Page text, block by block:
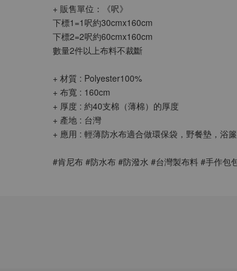
+ 販售單位：《呎》
下標1=1呎約30cmx160cm
下標2=2呎約60cmx160cm
數量2件以上布料不裁斷
+ 材質 : Polyester100%
+ 布寬 : 160cm
+ 厚度 : 約40支棉（薄棉）的厚度
+ 產地 : 台灣
+ 應用 : 輕薄防水布適合做環保袋，野餐墊，浴
#肯尼布 #防水布 #防潑水 #台灣製布料 #手作